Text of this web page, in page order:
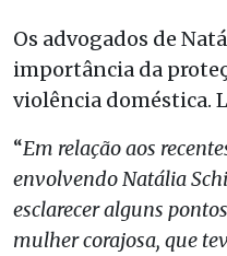
Os advogados de
importância da
violência doméstica.
“Em relação aos
envolvendo Natália
esclarecer alguns
mulher corajosa, que